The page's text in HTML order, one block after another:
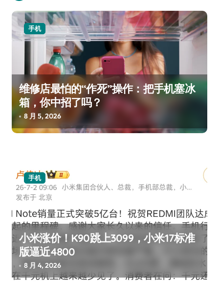
手机
维修店最怕的“作死”操作：把手机塞冰
箱，你中招了吗？
8 月 5, 2026
手机
小米涨价！K90跳上3099，小米17标准
版逼近4800
8 月 4, 2026